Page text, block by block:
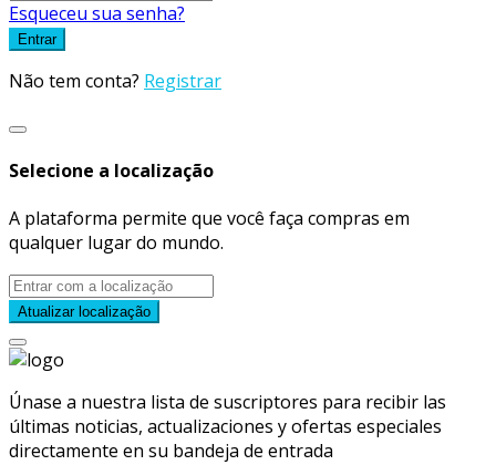
Esqueceu sua senha?
Entrar
Não tem conta? Registrar
Selecione a localização
A plataforma permite que você faça compras em
qualquer lugar do mundo.
Atualizar localização
Únase a nuestra lista de suscriptores para recibir las
últimas noticias, actualizaciones y ofertas especiales
directamente en su bandeja de entrada